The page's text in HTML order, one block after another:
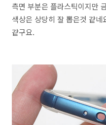
측면 부분은 플라스틱이지만
색상은 상당히 잘 뽑은것 같
같구요.